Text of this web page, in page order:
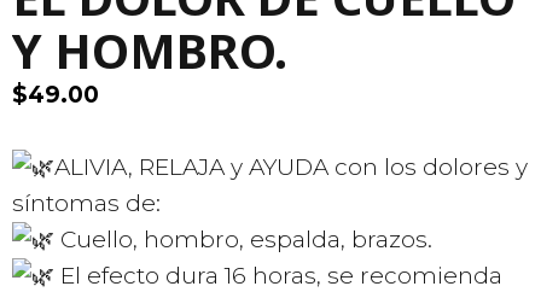
Y HOMBRO.
$49.00
ALIVIA, RELAJA y AYUDA con los dolores y
síntomas de:
Cuello, hombro, espalda, brazos.
El efecto dura 16 horas, se recomienda